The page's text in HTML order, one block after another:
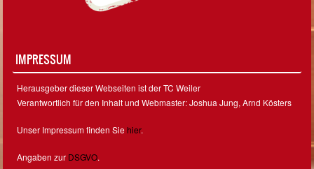
IMPRESSUM
Herausgeber dieser Webseiten ist der TC Weiler
Verantwortlich für den Inhalt und Webmaster: Joshua Jung, Arnd Kösters
Unser Impressum finden Siehier.
Angaben zur DSGVO.